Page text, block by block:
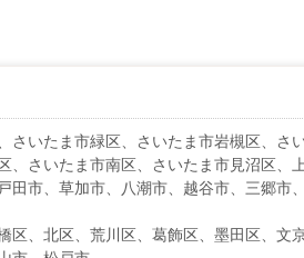
さいたま市緑区、さいたま市岩槻区、
、さいたま市南区、さいたま市見沼区
田市、草加市、八潮市、越谷市、三郷
区、北区、荒川区、葛飾区、墨田区、文